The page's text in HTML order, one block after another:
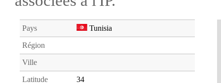
Pays Tunisia
Région
Ville
Latitude 34